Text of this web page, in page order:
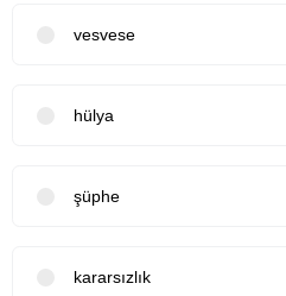
vesvese
hülya
şüphe
kararsızlık